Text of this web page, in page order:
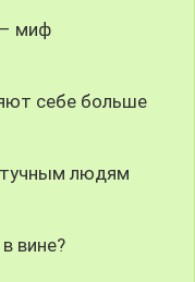
– миф
себе больше
тучным людям
вине?